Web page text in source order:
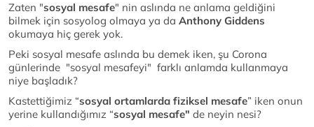
Zaten "sosyal mesafe" nin aslında ne anlama geldiğini
bilmek için sosyolog olmaya ya da Anthony Giddens
okumaya hiç gerek yok.
Peki sosyal mesafe aslında bu demek iken, şu Corona
günlerinde "sosyal mesafeyi" farklı anlamda kullanmaya
niye başladık?
Kastettiğimiz “sosyal ortamlarda fiziksel mesafe” iken onun
yerine kullandığımız “sosyal mesafe" de neyin nesi?